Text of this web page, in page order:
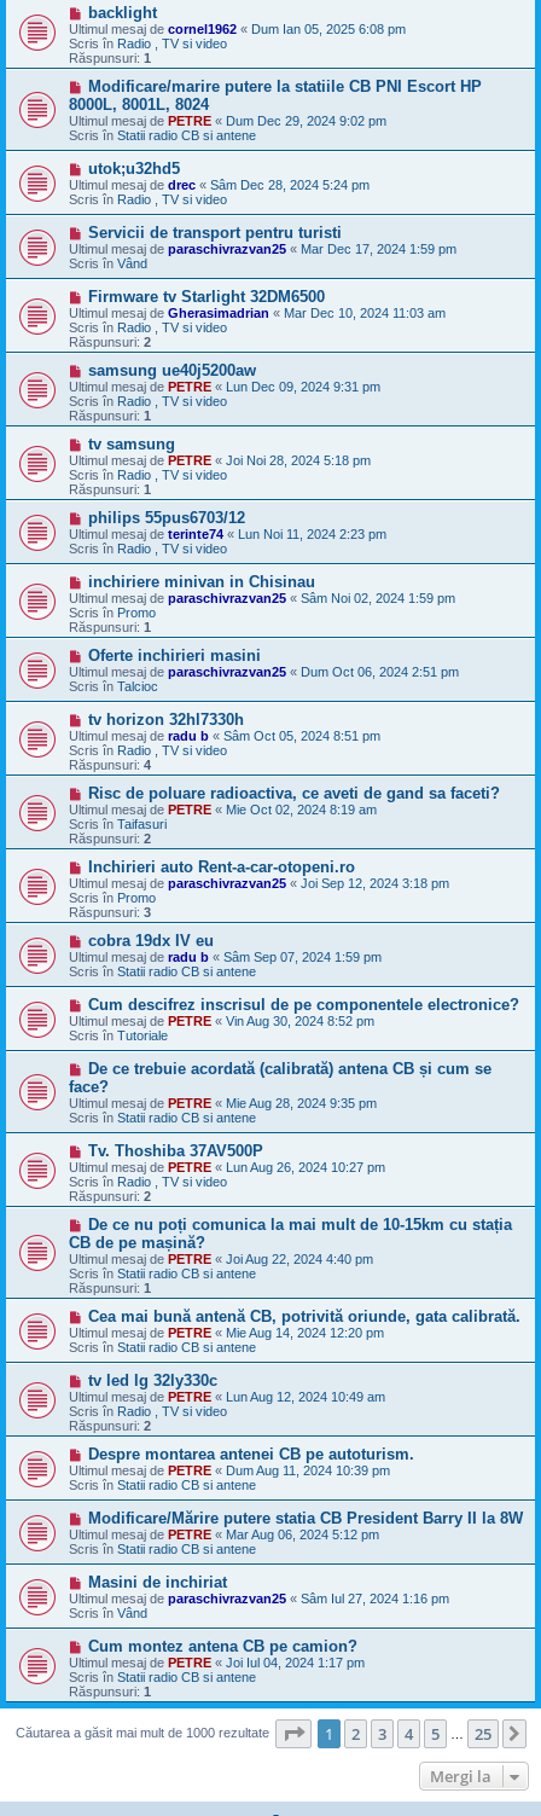
n
o
u
M
e
s
a
j
n
o
u
backlight
Ultimul mesaj de cornel1962 « Dum Ian 05, 2025 6:08 pm
Scris în Radio , TV si video
Răspunsuri: 1
M
e
s
a
j
n
o
u
Modificare/marire putere la statiile CB PNI Escort HP
8000L, 8001L, 8024
Ultimul mesaj de PETRE « Dum Dec 29, 2024 9:02 pm
Scris în Statii radio CB si antene
M
e
s
a
n
o
u
utok;u32hd5
Ultimul mesaj de drec « Sâm Dec 28, 2024 5:24 pm
Scris în Radio , TV si video
M
e
s
a
n
o
u
Servicii de transport pentru turisti
Ultimul mesaj de paraschivrazvan25 « Mar Dec 17, 2024 1:59 pm
Scris în Vând
M
e
s
a
j
n
o
u
Firmware tv Starlight 32DM6500
Ultimul mesaj de Gherasimadrian « Mar Dec 10, 2024 11:03 am
Scris în Radio , TV si video
Răspunsuri: 2
M
e
s
a
j
n
o
u
samsung ue40j5200aw
Ultimul mesaj de PETRE « Lun Dec 09, 2024 9:31 pm
Scris în Radio , TV si video
Răspunsuri: 1
M
e
s
a
j
n
o
u
tv samsung
Ultimul mesaj de PETRE « Joi Noi 28, 2024 5:18 pm
Scris în Radio , TV si video
Răspunsuri: 1
M
e
s
a
n
o
u
philips 55pus6703/12
Ultimul mesaj de terinte74 « Lun Noi 11, 2024 2:23 pm
Scris în Radio , TV si video
M
e
s
a
j
n
o
u
inchiriere minivan in Chisinau
Ultimul mesaj de paraschivrazvan25 « Sâm Noi 02, 2024 1:59 pm
Scris în Promo
Răspunsuri: 1
M
e
s
a
n
o
u
Oferte inchirieri masini
Ultimul mesaj de paraschivrazvan25 « Dum Oct 06, 2024 2:51 pm
Scris în Talcioc
M
e
s
a
j
n
o
u
tv horizon 32hl7330h
Ultimul mesaj de radu b « Sâm Oct 05, 2024 8:51 pm
Scris în Radio , TV si video
Răspunsuri: 4
M
e
s
a
j
n
o
u
Risc de poluare radioactiva, ce aveti de gand sa faceti?
Ultimul mesaj de PETRE « Mie Oct 02, 2024 8:19 am
Scris în Taifasuri
Răspunsuri: 2
M
e
s
a
j
n
o
u
Inchirieri auto Rent-a-car-otopeni.ro
Ultimul mesaj de paraschivrazvan25 « Joi Sep 12, 2024 3:18 pm
Scris în Promo
Răspunsuri: 3
M
e
s
a
n
o
u
cobra 19dx IV eu
Ultimul mesaj de radu b « Sâm Sep 07, 2024 1:59 pm
Scris în Statii radio CB si antene
M
e
s
a
n
o
u
Cum descifrez inscrisul de pe componentele electronice?
Ultimul mesaj de PETRE « Vin Aug 30, 2024 8:52 pm
Scris în Tutoriale
M
s
a
j
n
u
De ce trebuie acordată (calibrată) antena CB și cum se
face?
Ultimul mesaj de PETRE « Mie Aug 28, 2024 9:35 pm
Scris în Statii radio CB si antene
M
e
s
a
j
n
o
u
Tv. Thoshiba 37AV500P
Ultimul mesaj de PETRE « Lun Aug 26, 2024 10:27 pm
Scris în Radio , TV si video
Răspunsuri: 2
M
e
s
a
j
n
o
u
De ce nu poți comunica la mai mult de 10-15km cu stația
CB de pe mașină?
Ultimul mesaj de PETRE « Joi Aug 22, 2024 4:40 pm
Scris în Statii radio CB si antene
Răspunsuri: 1
M
e
s
a
n
o
u
Cea mai bună antenă CB, potrivită oriunde, gata calibrată.
Ultimul mesaj de PETRE « Mie Aug 14, 2024 12:20 pm
Scris în Statii radio CB si antene
M
e
s
a
j
n
o
u
tv led lg 32ly330c
Ultimul mesaj de PETRE « Lun Aug 12, 2024 10:49 am
Scris în Radio , TV si video
Răspunsuri: 2
M
e
s
a
n
o
u
Despre montarea antenei CB pe autoturism.
Ultimul mesaj de PETRE « Dum Aug 11, 2024 10:39 pm
Scris în Statii radio CB si antene
M
e
s
a
n
o
u
Modificare/Mărire putere statia CB President Barry II la 8W
Ultimul mesaj de PETRE « Mar Aug 06, 2024 5:12 pm
Scris în Statii radio CB si antene
M
e
s
a
n
o
u
Masini de inchiriat
Ultimul mesaj de paraschivrazvan25 « Sâm Iul 27, 2024 1:16 pm
Scris în Vând
M
e
s
a
j
o
u
Cum montez antena CB pe camion?
Ultimul mesaj de PETRE « Joi Iul 04, 2024 1:17 pm
Scris în Statii radio CB si antene
Răspunsuri: 1
Căutarea a găsit mai mult de 1000 rezultate Pagina din 25
1 2 3 4 5 25
Mergi la